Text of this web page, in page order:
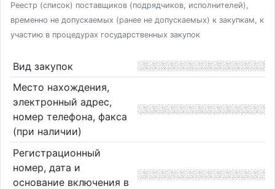
Реестр (список) поставщиков (подрядчиков, исполнителей),
временно не допускаемых (ранее не допускаемых) к закупкам, к
участию в процедурах государственных закупок
Вид закупок
Место нахождения,
электронный адрес,
номер телефона, факса
(при наличии)
Регистрационный
номер, дата и
основание включения в